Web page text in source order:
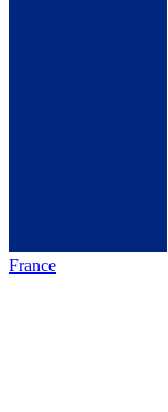
France